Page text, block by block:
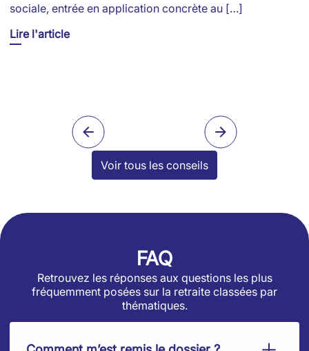
sociale, entrée en application concrète au […]
Lire l'article
Voir tous les conseils
FAQ
Retrouvez les réponses aux questions les plus
fréquemment posées sur la retraite classées par
thématiques.